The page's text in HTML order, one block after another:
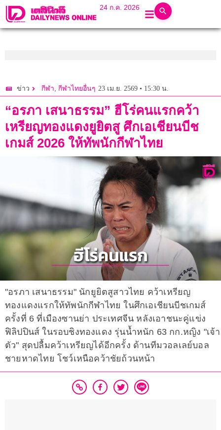
24 ก.ค. 2026
ข่าว กีฬา, กีฬาไทยอื่นๆ 23 เม.ย. 2569 • 15:30 น.
“อรภา เสนาธรรม” ฮีโร่คนแรกคว้า
เหรียญทองแดงยูยิตสู ศึกเอเชียนบีช
เกมส์ 2026 ให้ทัพนักกีฬาไทย
"อรภา เสนาธรรม" นักยูยิตสูสาวไทย คว้าเหรียญ
ทองแดงแรกให้ทัพนักกีฬาไทย ในศึกเอเชียนบีชเกมส์
ครั้งที่ 6 ที่เมืองซานย่า ประเทศจีน หลังเอาชนะคู่แข่ง
ฟิลิปปินส์ ในรอบชิงทองแดง รุ่นน้ำหนัก 63 กก.หญิง "เจ้า
ตัว" สุดปลื้มคว้าเหรียญได้อีกครั้ง ด้านทีมวอลเลย์บอล
ชายหาดไทย โชว์เหนือคว้าชัยถ้วนหน้า